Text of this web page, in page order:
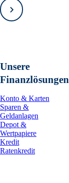
Vorwärts
Unsere
Finanzlösungen
Konto & Karten
Sparen &
Geldanlagen
Depot &
Wertpapiere
Kredit
Ratenkredit